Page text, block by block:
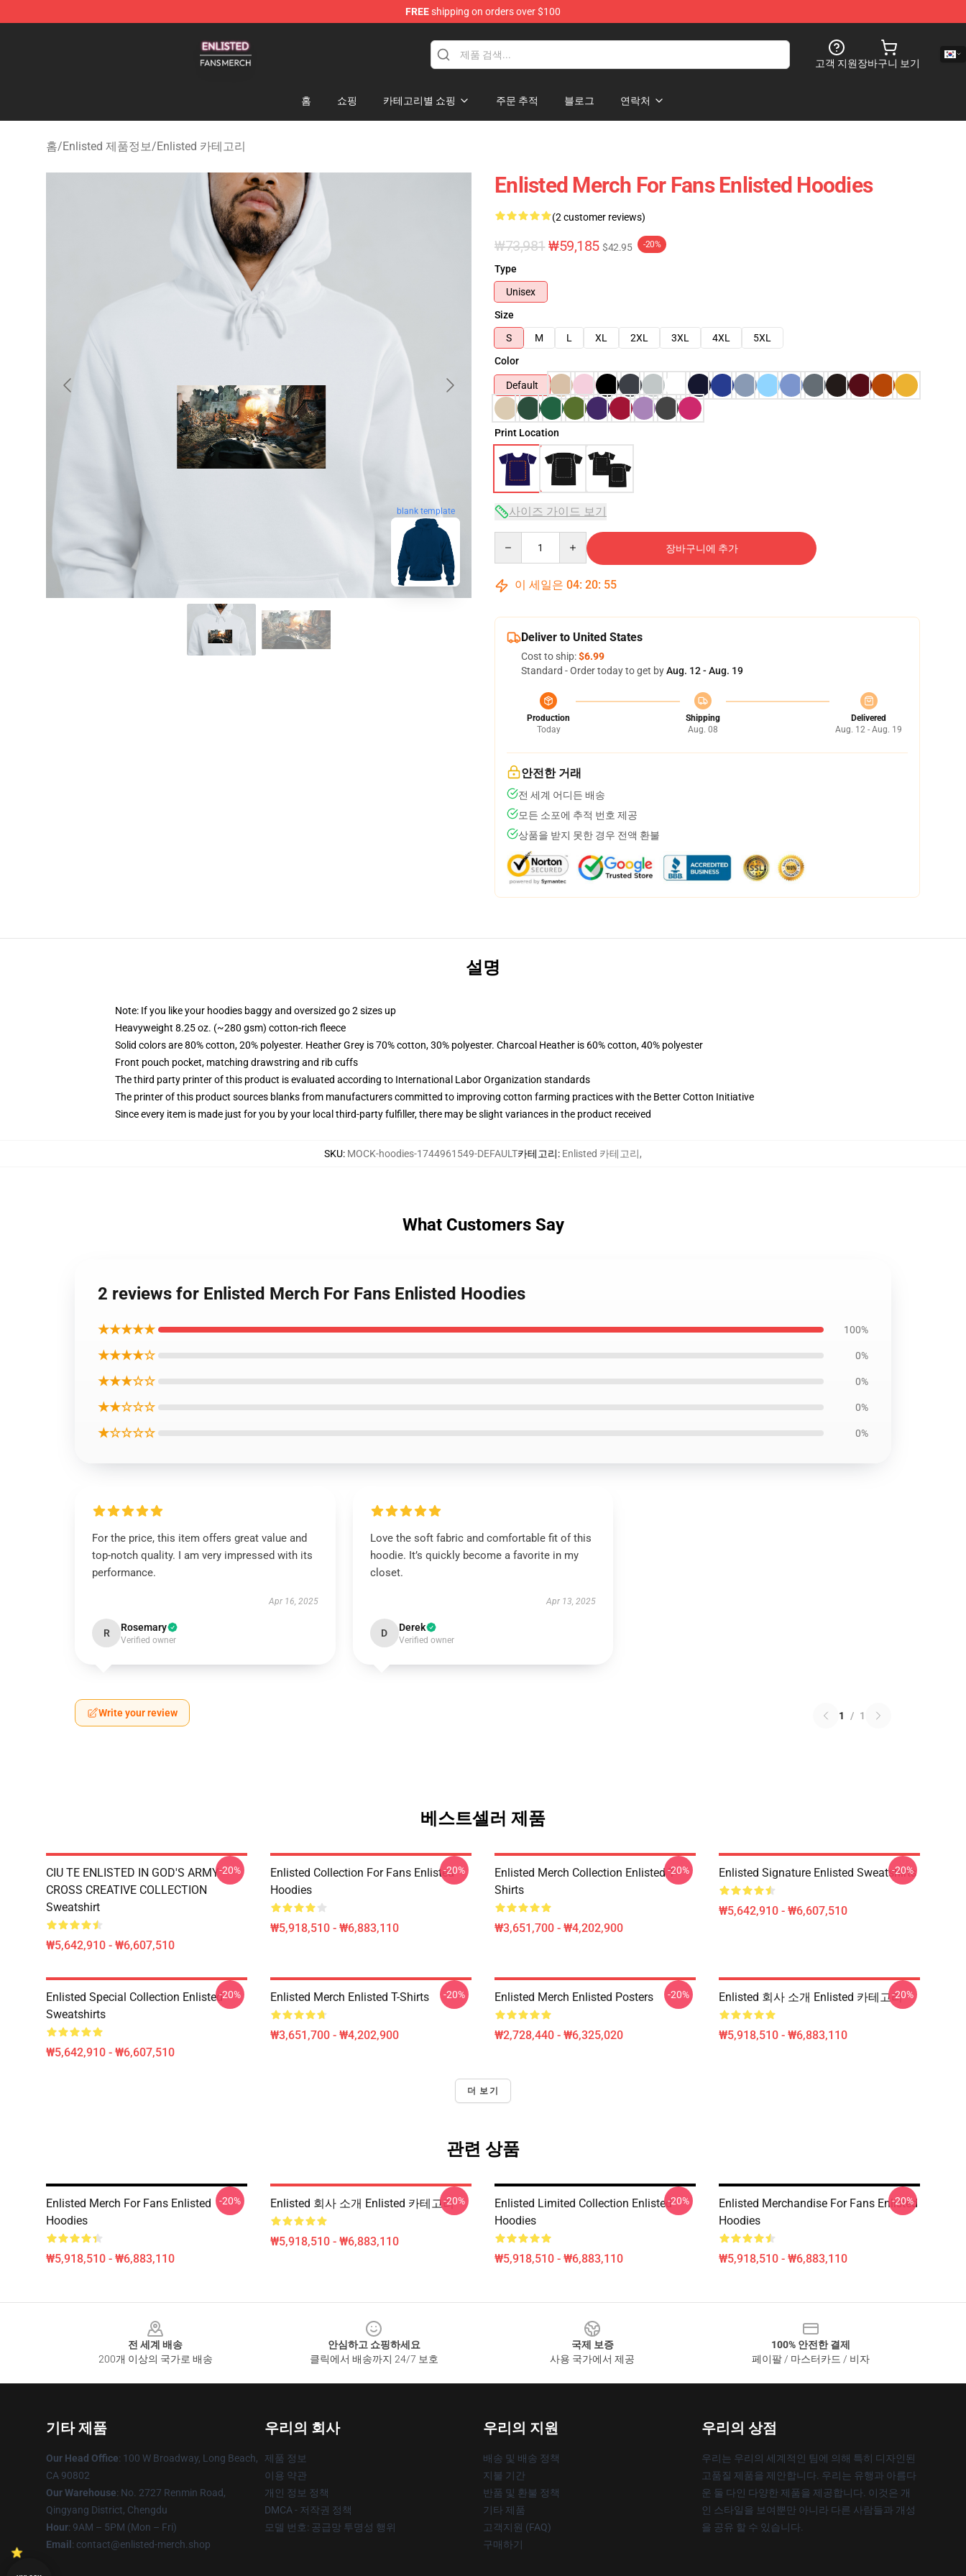
FREEshipping on orders over $100
고객 지원장바구니 보기
홈 쇼핑 카테고리별 쇼핑 주문 추적 블로그 연락처
홈/Enlisted 제품정보/Enlisted 카테고리
blank template
Enlisted Merch For Fans Enlisted Hoodies
(2 customer reviews)
₩73,981 ₩59,185 $42.95 -20%
Type
Unisex
Size
S
M L XL 2XL 3XL 4XL
5XL
Color
Default
Print Location
사이즈 가이드 보기
장바구니에 추가
이 세일은 04: 20: 54
Deliver to United States
Cost to ship:$6.99
Standard - Order today to get byAug. 12 - Aug. 19
Production
Today
Shipping
Aug. 08
Delivered
Aug. 12 - Aug. 19
안전한 거래
전 세계 어디든 배송
모든 소포에 추적 번호 제공
상품을 받지 못한 경우 전액 환불
설명
Note: If you like your hoodies baggy and oversized go 2 sizes up
Heavyweight 8.25 oz. (~280 gsm) cotton-rich fleece
Solid colors are 80% cotton, 20% polyester. Heather Grey is 70% cotton, 30% polyester. Charcoal Heather is 60% cotton, 40% polyester
Front pouch pocket, matching drawstring and rib cuffs
The third party printer of this product is evaluated according to International Labor Organization standards
The printer of this product sources blanks from manufacturers committed to improving cotton farming practices with the Better Cotton Initiative
Since every item is made just for you by your local third-party fulfiller, there may be slight variances in the product received
SKU: MOCK-hoodies-1744961549-DEFAULT카테고리: Enlisted 카테고리,
What Customers Say
2 reviews for Enlisted Merch For Fans Enlisted Hoodies
★★★★★ 100%
★★★★☆ 0%
★★★☆☆ 0%
★★☆☆☆ 0%
★☆☆☆☆ 0%
For the price, this item offers great value and
top-notch quality. I am very impressed with its
performance.
Apr 16, 2025
R Rosemary
Verified owner
Love the soft fabric and comfortable fit of this
hoodie. It’s quickly become a favorite in my
closet.
Apr 13, 2025
D Derek
Verified owner
Write your review 1 / 1
베스트셀러 제품
CIU TE ENLISTED IN GOD'S ARMY
CROSS CREATIVE COLLECTION
Sweatshirt
₩5,642,910 - ₩6,607,510
-20%
Enlisted Collection For Fans Enlisted
Hoodies
₩5,918,510 - ₩6,883,110
-20%
Enlisted Merch Collection Enlisted T-
Shirts
₩3,651,700 - ₩4,202,900
-20% Enlisted Signature Enlisted Sweatshirts
₩5,642,910 - ₩6,607,510
-20%
Enlisted Special Collection Enlisted
Sweatshirts
₩5,642,910 - ₩6,607,510
-20% Enlisted Merch Enlisted T-Shirts
₩3,651,700 - ₩4,202,900
-20% Enlisted Merch Enlisted Posters
₩2,728,440 - ₩6,325,020
-20% Enlisted 회사 소개 Enlisted 카테고리
₩5,918,510 - ₩6,883,110
-20%
더 보기
관련 상품
Enlisted Merch For Fans Enlisted
Hoodies
₩5,918,510 - ₩6,883,110
-20% Enlisted 회사 소개 Enlisted 카테고리
₩5,918,510 - ₩6,883,110
-20%
Enlisted Limited Collection Enlisted
Hoodies
₩5,918,510 - ₩6,883,110
-20%
Enlisted Merchandise For Fans Enlisted
Hoodies
₩5,918,510 - ₩6,883,110
-20%
전 세계 배송
200개 이상의 국가로 배송
안심하고 쇼핑하세요
클릭에서 배송까지 24/7 보호
국제 보증
사용 국가에서 제공
100% 안전한 결제
페이팔 / 마스터카드 / 비자
기타 제품
Our Head Office: 100 W Broadway, Long Beach,
CA 90802
Our Warehouse: No. 2727 Renmin Road,
Qingyang District, Chengdu
Hour: 9AM – 5PM (Mon – Fri)
Email : contact@enlisted-merch.shop
우리의 회사
제품 정보
이용 약관
개인 정보 정책
DMCA - 저작권 정책
모델 번호: 공급망 투명성 행위
우리의 지원
배송 및 배송 정책
지불 기간
반품 및 환불 정책
기타 제품
고객지원 (FAQ)
구매하기
우리의 상점
우리는 우리의 세계적인 팀에 의해 특히 디자인된
고품질 제품을 제안합니다. 우리는 유행과 아름다
운 둘 다인 다양한 제품을 제공합니다. 이것은 개
인 스타일을 보여뿐만 아니라 다른 사람들과 개성
을 공유 할 수 있습니다.